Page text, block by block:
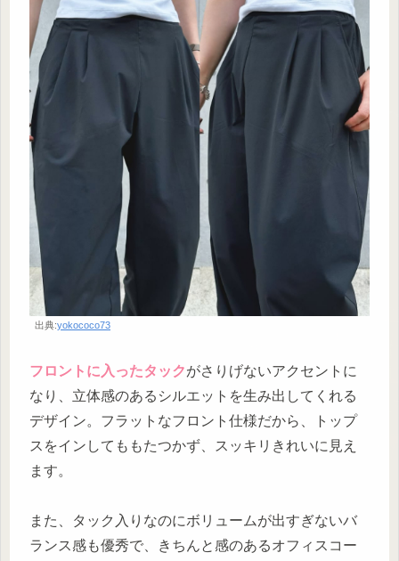
出典:yokococo73
フロントに入ったタックがさりげないアクセントに
なり、立体感のあるシルエットを生み出してくれる
デザイン。フラットなフロント仕様だから、トップ
スをインしてももたつかず、スッキリきれいに見え
ます。
また、タック入りなのにボリュームが出すぎないバ
ランス感も優秀で、きちんと感のあるオフィスコー